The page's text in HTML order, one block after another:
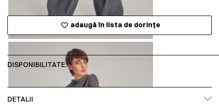
adaugă în lista de dorințe
DISPONIBILITATE:
DETALII